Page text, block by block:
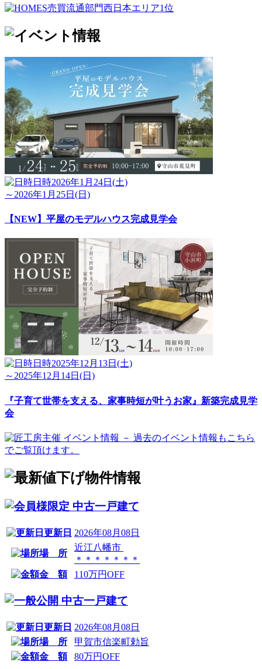
日時2026年1月24日(土)
～2026年1月25日(日)
【NEW】平屋のモデルハウス完成見学会
日時2025年12月13日(土)
～2025年12月14日(日)
『子育て世帯を支える、家事時短が叶うお家』新築完成見学
会
中古一戸建て
更新日 2026年08月08日
場 所
近江八幡市
＊＊＊＊＊＊＊
金 額
110万円OFF
中古一戸建て
更新日 2026年08月08日
場 所
甲賀市信楽町勅旨
金 額
80万円OFF